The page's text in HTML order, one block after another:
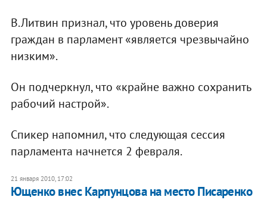
В.Литвин признал, что уровень доверия
граждан в парламент «является чрезвычайно
низким».
Он подчеркнул, что «крайне важно сохранить
рабочий настрой».
Спикер напомнил, что следующая сессия
парламента начнется 2 февраля.
21 января 2010, 17:02
Ющенко внес Карпунцова на место Писаренко